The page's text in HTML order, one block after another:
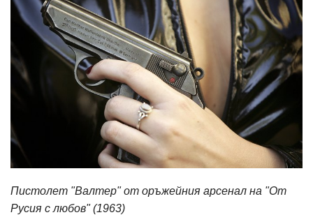
Пистолет "Валтер" от оръжейния арсенал на "От
Русия с любов" (1963)